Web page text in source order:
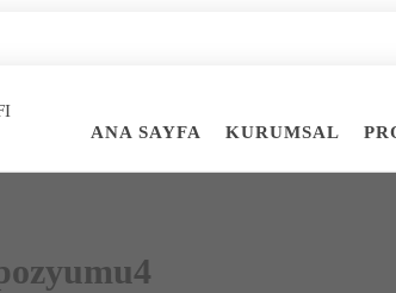
ANA SAYFA KURUMSAL